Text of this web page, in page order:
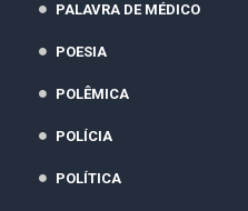
PALAVRA DE MÉDICO
POESIA
POLÊMICA
POLÍCIA
POLÍTICA